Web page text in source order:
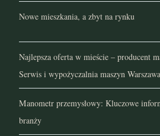
Nowe mieszkania, a zbyt na rynku
Najlepsza oferta w mieście – producent
Serwis i wypożyczalnia maszyn Warszawa
Manometr przemysłowy: Kluczowe
branży